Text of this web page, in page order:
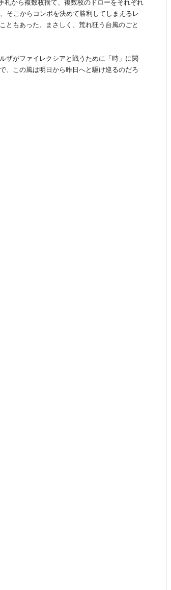
そこからコンボを決めて勝利してしまえるレ
ともあった。まさしく、荒れ狂う台風のごと
ザがファイレクシアと戦うために「時」に関
、この風は明日から昨日へと駆け巡るのだろ